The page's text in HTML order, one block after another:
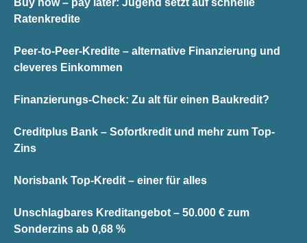
Buy now – pay later: Jugend setzt auf schnelle
Ratenkredite
Peer-to-Peer-Kredite – alternative Finanzierung und
cleveres Einkommen
Finanzierungs-Check: Zu alt für einen Baukredit?
Creditplus Bank – Sofortkredit und mehr zum Top-
Zins
Norisbank Top-Kredit – einer für alles
Unschlagbares Kreditangebot – 50.000 € zum
Sonderzins ab 0,68 %